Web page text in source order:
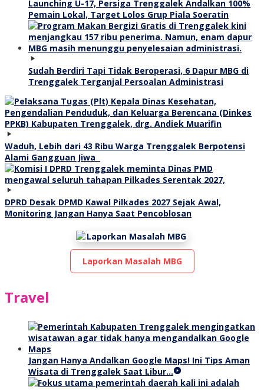
Launching U-17, Persiga Trenggalek Andalkan 100%
Pemain Lokal, Target Lolos Grup Piala Soeratin
Sudah Berdiri Tapi Tidak Beroperasi, 6 Dapur MBG di
Trenggalek Terganjal Persoalan Administrasi
Waduh, Lebih dari 43 Ribu Warga Trenggalek Berpotensi
Alami Gangguan Jiwa
DPRD Desak DPMD Kawal Pilkades 2027 Sejak Awal,
Monitoring Jangan Hanya Saat Pencoblosan
Laporkan Masalah MBG
Travel
Jangan Hanya Andalkan Google Maps! Ini Tips Aman
Wisata di Trenggalek Saat Libur…